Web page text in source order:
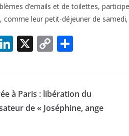
d’emails et de toilettes,
comme leur petit-déjeuner de
Li
e
dI
X C
y
Li
g
er
à Paris : libération du
de « Joséphine, ange